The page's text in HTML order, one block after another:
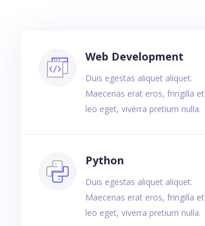
Web Development
Duis egestas aliquet aliquet.
Maecenas erat eros, fringilla et
leo eget, viverra pretium nulla.
Python
Duis egestas aliquet aliquet.
Maecenas erat eros, fringilla et
leo eget, viverra pretium nulla.